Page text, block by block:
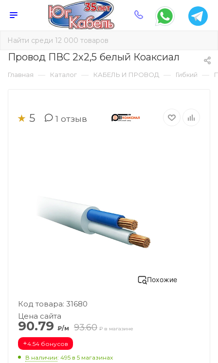
Провод ПВС 2х2,5 белый Коаксиал
Главная — Каталог — КАБЕЛЬ И ПРОВОД — Гибкий —
★ 5 1 отзыв
Похожие
Код товара: 31680
Цена сайта
90.79 ₽/м 93.60 ₽ в магазине
+4.54 бонусов
В наличии: 495 в 5 магазинах